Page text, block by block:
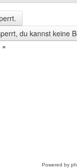
du kannst keine
»
Powered by